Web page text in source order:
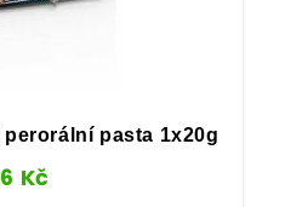
pasta 1x20g
Kč